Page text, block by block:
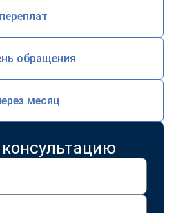
обращения
месяц
WhatsApp